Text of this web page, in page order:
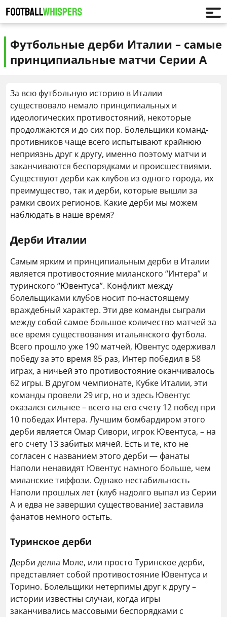
Футбольные дерби Италии – самые
принципиальные матчи Серии А
За всю футбольную историю в Италии
существовало немало принципиальных и
идеологических противостояний, некоторые
продолжаются и до сих пор. Болельщики команд-
противников чаще всего испытывают крайнюю
неприязнь друг к другу, именно поэтому матчи и
заканчиваются беспорядками и происшествиями.
Существуют дерби как клубов из одного города, их
преимущество, так и дерби, которые вышли за
рамки своих регионов. Какие дерби мы можем
наблюдать в наше время?
Дерби Италии
Самым ярким и принципиальным дерби в Италии
является противостояние миланского “Интера” и
туринского “Ювентуса”. Конфликт между
болельщиками клубов носит по-настоящему
враждебный характер. Эти две команды сыграли
между собой самое большое количество матчей за
все время существования итальянского футбола.
Всего прошло уже 190 матчей, Ювентус одерживал
победу за это время 85 раз, Интер победил в 58
играх, а ничьей это противостояние оканчивалось
62 игры. В другом чемпионате, Кубке Италии, эти
команды провели 29 игр, но и здесь Ювентус
оказался сильнее – всего на его счету 12 побед при
10 победах Интера. Лучшим бомбардиром этого
дерби является Омар Сивори, игрок Ювентуса, – на
его счету 13 забитых мячей. Есть и те, кто не
согласен с названием этого дерби — фанаты
Наполи ненавидят Ювентус намного больше, чем
миланские тиффози. Однако нестабильность
Наполи прошлых лет (клуб надолго выпал из Серии
А и едва не завершил существование) заставила
фанатов немного остыть.
Туринское дерби
Дерби делла Моле, или просто Туринское дерби,
представляет собой противостояние Ювентуса и
Торино. Болельщики нетерпимы друг к другу –
истории известны случаи, когда игры
заканчивались массовыми беспорядками с